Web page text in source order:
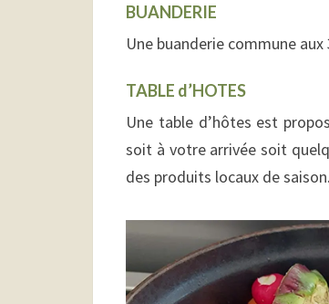
BUANDERIE
Une buanderie commune
TABLE d’HOTES
Une table d’hôtes est
soit à votre arrivée soit
des produits locaux de